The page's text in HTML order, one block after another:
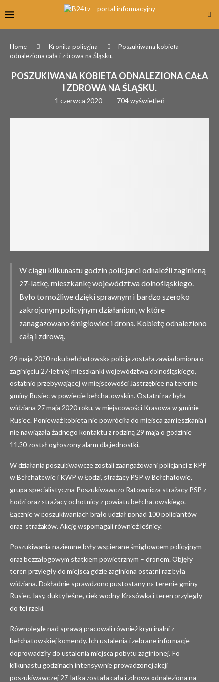
Home Kronika policyjna
Poszukiwana kobieta
odnaleziona cała i zdrowa na Śląsku.
POSZUKIWANA KOBIETA ODNALEZIONA CAŁA
I ZDROWA NA ŚLĄSKU.
1 czerwca 2020 704wyświetleń
W ciągu kilkunastu godzin policjanci odnaleźli zaginioną
27-latkę, mieszkankę województwa dolnośląskiego.
Było to możliwe dzięki sprawnym i bardzo szeroko
zakrojonym policyjnym działaniom, w które
zanagazowano śmigłowiec i drona. Kobietę odnaleziono
całą i zdrową.
29 maja 2020 roku bełchatowska policja została zawiadomiona o
zaginięciu 27-letniej mieszkanki województwa dolnośląskiego,
ostatnio przebywającej w miejscowości Jastrzębice na terenie
gminy Rusiec w powiecie bełchatowskim. Ostatni raz była
widziana 27 maja 2020 roku, w miejscowości Krasowa w gminie
Rusiec. Ponieważ kobieta nie powróciła do miejsca zamieszkania i
nie nawiązała żadnego kontaktu z rodziną 29 maja o godzinie
11.30 został ogłoszony alarm dla jednostki.
W działania poszukiwawcze zostali zaangażowani policjanci z KPP
w Bełchatowie i KWP w Łodzi, strażacy PSP w Bełchatowie,
grupa specjalistyczna Poszukiwawczo Ratownicza strażacy PSP z
Łodzi oraz strażacy ochotnicy z powiatu bełchatowskiego.
Łącznie w poszukiwaniach brało udział ponad 100 policjantów
oraz strażaków. Akcję wspomagali również leśnicy.
Poszukiwania naziemne były wspierane śmigłowcem policyjnym
oraz bezzałogowym statkiem powietrznym – dronem. Objęły
teren przyległy do miejsca gdzie zaginiona ostatni raz była
widziana. Dokładnie sprawdzono pustostany na terenie gminy
Rusiec, lasy, dukty leśne, ciek wodny Krasówka i teren przyległy
do tej rzeki.
Równolegle nad sprawą pracowali również kryminalni z
bełchatowskiej komendy. Ich ustalenia i zebrane informacje
doprowadziły do ustalenia miejsca pobytu zaginionej. Po
kilkunastu godzinach intensywnie prowadzonej akcji
poszukiwawczej 27-latka została cała i zdrowa odnaleziona na